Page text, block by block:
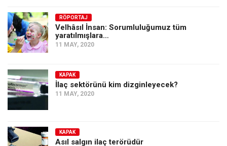
RÖPORTAJ
Velhâsıl İnsan: Sorumluluğumuz tüm
yaratılmışlara…
11 MAY, 2020
KAPAK
İlaç sektörünü kim dizginleyecek?
11 MAY, 2020
KAPAK
Asıl salgın ilaç terörüdür